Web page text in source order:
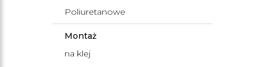
Poliuretanowe
Montaż
na klej